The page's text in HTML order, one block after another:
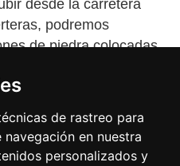
de rastreo para
en nuestra
personalizados y
desde la carretera
podremos
de piedra colocadas
de la edad de Hierro.
un rato por esta
de ellos, algunos